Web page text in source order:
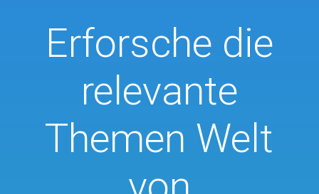
Erforsche die
relevante
Themen Welt